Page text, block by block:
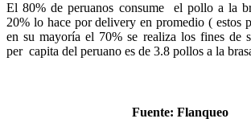
El 80% de peruanos consume el pollo a la
20% lo hace por delivery en promedio ( estos
en su mayoría el 70% se realiza los fines de
per capita del peruano es de 3.8 pollos a la
Fuente: Flanqueo